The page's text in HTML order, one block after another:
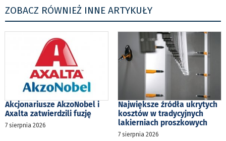
ZOBACZ RÓWNIEŻ INNE ARTYKUŁY
Akcjonariusze AkzoNobel i
Axalta zatwierdzili fuzję
7 sierpnia 2026
Największe źródła ukrytych
kosztów w tradycyjnych
lakierniach proszkowych
7 sierpnia 2026